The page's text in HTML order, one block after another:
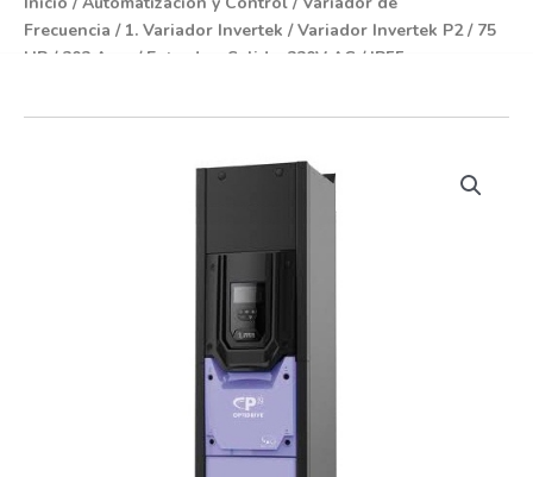
Frecuencia / 1. Variador Invertek / Variador Invertek P2 / 75
HP / 202 Amp / Entrada – Salida: 220V AC / IP55